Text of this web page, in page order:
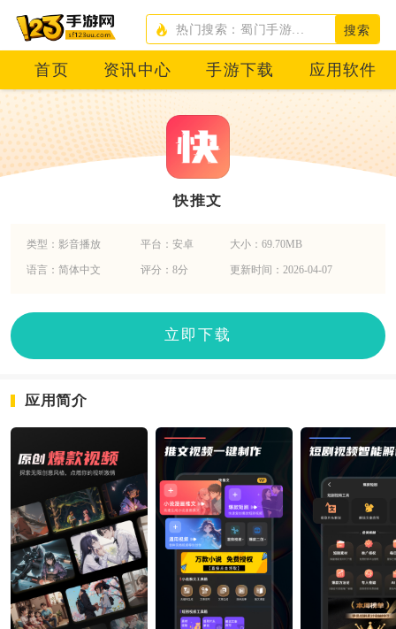
搜索
首页 资讯中心 手游下载 应用软件
快推文
类型：影音播放 平台：安卓 大小：69.70MB
语言：简体中文 评分：8分 更新时间：2026-04-07
立即下载
应用简介